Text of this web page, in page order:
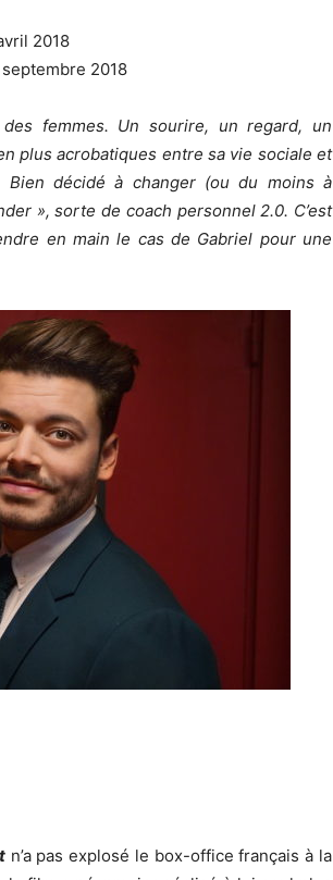
2018
2018
femmes. Un sourire, un regard, un
plus acrobatiques entre sa vie sociale et
décidé à changer (ou du moins à
», sorte de coach personnel 2.0. C’est
en main le cas de Gabriel pour une
n’a pas explosé le box-office français à la